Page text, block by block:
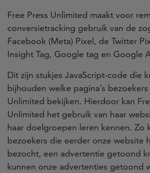
Free Press Unlimited maakt voor
conversietracking gebruik van de
Facebook (Meta) Pixel, de Twitter
Insight Tag, Google tag en Google
Dit zijn stukjes JavaScript-code die
bijhouden welke pagina’s
Unlimited bekijken. Hierdoor kan
Unlimited het gebruik van haar
haar doelgroepen leren kennen. Zo
bezoekers die eerder onze website
bezocht, een advertentie getoond
kunnen onze advertenties getoond